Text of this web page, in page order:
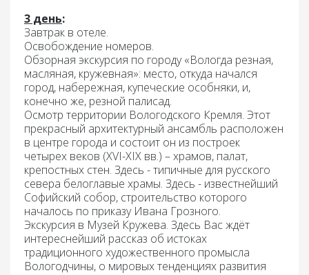
3 день:
Завтрак в отеле.
Освобождение номеров.
Обзорная экскурсия по городу «Вологда резная,
масляная, кружевная»: место, откуда начался
город, набережная, купеческие особняки, и,
конечно же, резной палисад.
Осмотр территории Вологодского Кремля. Этот
прекрасный архитектурный ансамбль расположен
в центре города и состоит он из построек
четырех веков (XVI-XIX вв.) – храмов, палат,
крепостных стен. Здесь - типичные для русского
севера белоглавые храмы. Здесь - известнейший
Софийский собор, строительство которого
началось по приказу Ивана Грозного.
Экскурсия в Музей Кружева. Здесь Вас ждёт
интереснейший рассказ об истоках
традиционного художественного промысла
Вологодчины, о мировых тенденциях развития